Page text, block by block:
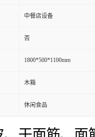
中餐店设备
否
1800*500*1100mm
木箱
休闲食品